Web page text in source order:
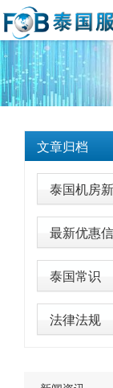
文章归档
泰国机房
最新优惠
泰国常识
法律法规